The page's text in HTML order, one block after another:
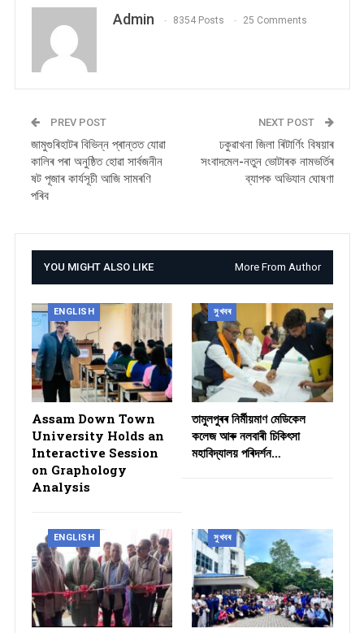
Admin 8354 Posts 25 Comments
PREV POST
জামুগুৰিহাটৰ বিভিন্ন প্ৰান্তত যোৱা
কালিৰ পৰা অনুষ্ঠিত হোৱা সাৰ্বজনীন
ষট পূজাৰ কাৰ্যসূচী আজি সামৰণি
পৰিব
NEXT POST
ঢকুৱাখনা জিলা ৰিটাৰ্ণিং বিষয়াৰ
সংবাদমেল-নতুন ভোটাৰক নামভৰ্তিৰ
ব্যাপক অভিযান ঘোষণা
YOU MIGHT ALSO LIKE More From Author
ENGLISH
Assam Down Town
University Holds an
Interactive Session
on Graphology
Analysis
সুখবৰ
তামুলপুৰৰ নিৰ্মীয়মাণ মেডিকেল
কলেজ আৰু নলবাৰী চিকিৎসা
মহাবিদ্যালয় পৰিদৰ্শন…
ENGLISH সুখবৰ